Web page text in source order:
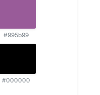
#995b99
#000000